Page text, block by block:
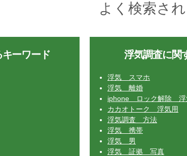
よく検索さ
ーワード 浮気調査に関
浮気 スマホ
浮気 離婚
iphone ロック解除 浮
カカオトーク 浮気用
浮気調査 方法
浮気 携帯
浮気 男
浮気 証拠 写真